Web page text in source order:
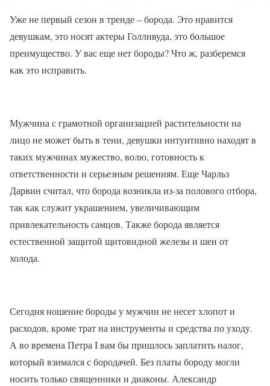
Уже не первый сезон в тренде – борода. Это нравится
девушкам, это носят актеры Голливуда, это большое
преимущество. У вас еще нет бороды? Что ж, разберемся
как это исправить.
Мужчина с грамотной организацией растительности на
лицо не может быть в тени, девушки интуитивно находят в
таких мужчинах мужество, волю, готовность к
ответственности и серьезным решениям. Еще Чарльз
Дарвин считал, что борода возникла из-за полового отбора,
так как служит украшением, увеличивающим
привлекательность самцов. Также борода является
естественной защитой щитовидной железы и шеи от
холода.
Сегодня ношение бороды у мужчин не несет хлопот и
расходов, кроме трат на инструменты и средства по уходу.
А во времена Петра I вам бы пришлось заплатить налог,
который взимался с бородачей. Без платы бороду могли
носить только священники и диаконы. Александр